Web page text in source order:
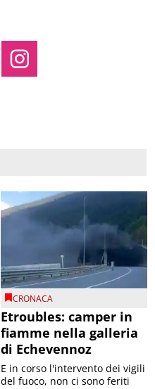
CRONACA
Etroubles: camper in
fiamme nella galleria
di Echevennoz
E in corso l'intervento dei vigili
del fuoco, non ci sono feriti